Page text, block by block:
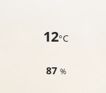
12°C
87 %